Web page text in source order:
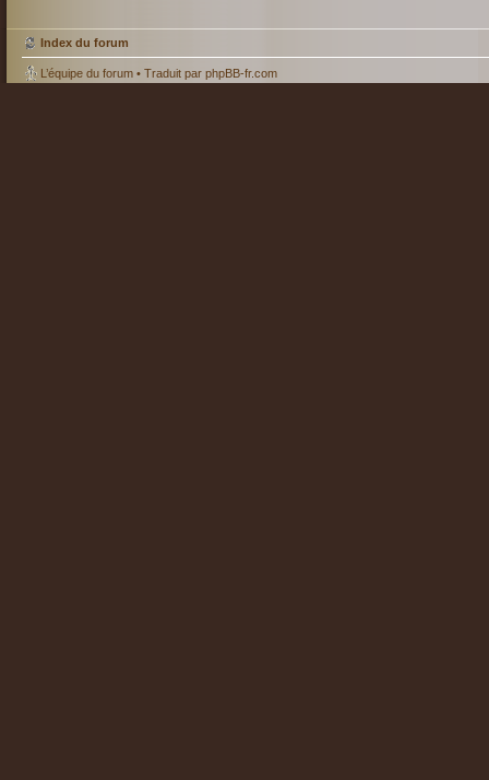
Index du forum
L’équipe du forum • Traduit par phpBB-fr.com